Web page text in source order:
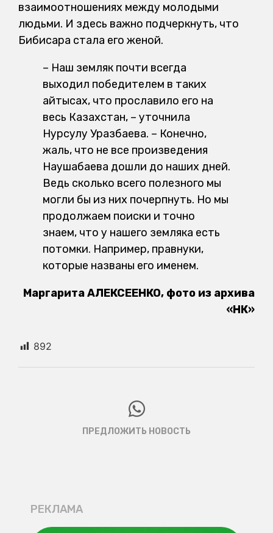
взаимоотношениях между молодыми
людьми. И здесь важно подчеркнуть, что
Бибисара стала его женой.
– Наш земляк почти всегда
выходил победителем в таких
айтысах, что прославило его на
весь Казахстан, – уточнила
Нурсулу Уразбаева. – Конечно,
жаль, что не все произведения
Наушабаева дошли до наших дней.
Ведь сколько всего полезного мы
могли бы из них почерпнуть. Но мы
продолжаем поиски и точно
знаем, что у нашего земляка есть
потомки. Например, правнуки,
которые названы его именем.
Маргарита АЛЕКСЕЕНКО, фото из архива
«НК»
892
ПРЕДЛОЖИТЬ НОВОСТЬ
РЕКЛАМА